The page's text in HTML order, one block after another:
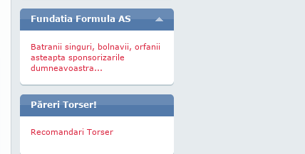
Fundatia Formula AS
Batranii singuri, bolnavii, orfanii
asteapta sponsorizarile
dumneavoastra...
Păreri Torser!
Recomandari Torser